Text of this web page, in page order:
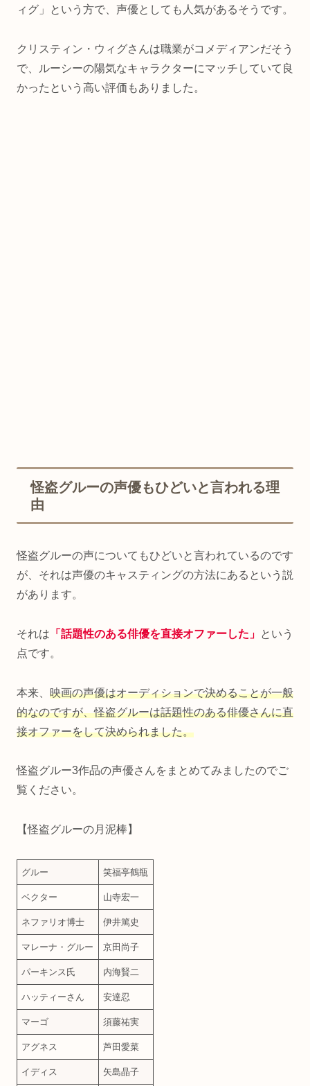
ィグ」という方で、声優としても人気があるそうです。
クリスティン・ウィグさんは職業がコメディアンだそう
で、ルーシーの陽気なキャラクターにマッチしていて良
かったという高い評価もありました。
怪盗グルーの声優もひどいと言われる理
由
怪盗グルーの声についてもひどいと言われているのです
が、それは声優のキャスティングの方法にあるという説
があります。
それは 「話題性のある俳優を直接オファーした」 という
点です。
本来、 映画の声優はオーディションで決めることが一般
的なのですが、怪盗グルーは話題性のある俳優さんに直
接オファーをして決められました。
怪盗グルー3作品の声優さんをまとめてみましたのでご
覧ください。
【怪盗グルーの月泥棒】
グルー 笑福亭鶴瓶
ベクター 山寺宏一
ネファリオ博士 伊井篤史
マレーナ・グルー 京田尚子
パーキンス氏 内海賢二
ハッティーさん 安達忍
マーゴ 須藤祐実
アグネス 芦田愛菜
イディス 矢島晶子